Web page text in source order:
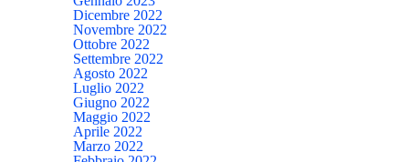
Dicembre 2022
Novembre 2022
Ottobre 2022
Settembre 2022
Agosto 2022
Luglio 2022
Giugno 2022
Maggio 2022
Aprile 2022
Marzo 2022